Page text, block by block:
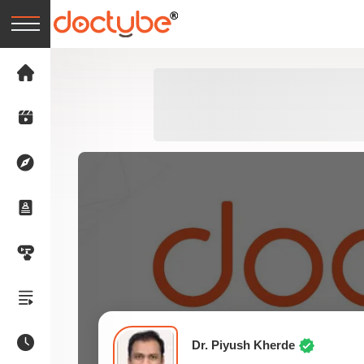
Dr. Piyush Kherde